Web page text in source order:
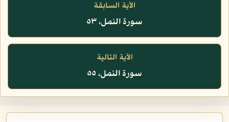
الآية السابقة
سورة النمل، ٥٣
الآية التالية
سورة النمل، ٥٥